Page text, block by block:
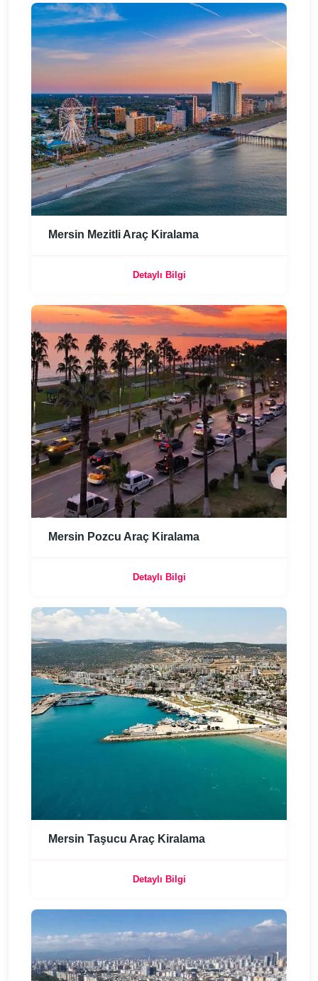
Mersin Mezitli Araç Kiralama
Detaylı Bilgi
Mersin Pozcu Araç Kiralama
Detaylı Bilgi
Mersin Taşucu Araç Kiralama
Detaylı Bilgi